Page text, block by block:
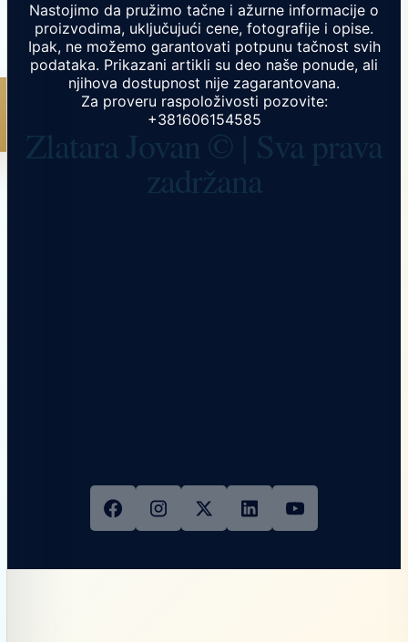
Nastojimo da pružimo tačne i ažurne informacije o
proizvodima, uključujući cene, fotografije i opise.
Ipak, ne možemo garantovati potpunu tačnost svih
podataka. Prikazani artikli su deo naše ponude, ali
njihova dostupnost nije zagarantovana.
Za proveru raspoloživosti pozovite:
+381606154585
Zlatara Jovan © | Sva prava
zadržana